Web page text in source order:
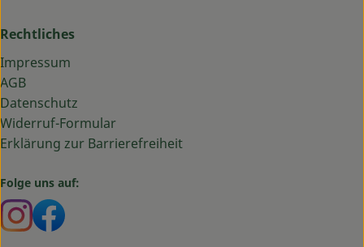
Rechtliches
Impressum
AGB
Datenschutz
Widerruf-Formular
Erklärung zur Barrierefreiheit
Folge uns auf:
Externer Link zu https://www.instagram.com/
Externer Link zu https://www.facebook.com/